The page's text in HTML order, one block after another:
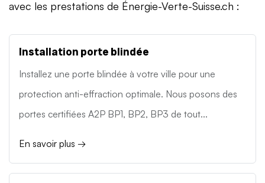
avec les prestations de Énergie-Verte-Suisse.ch :
Installation porte blindée
Installez une porte blindée à votre ville pour une
protection anti-effraction optimale. Nous posons des
portes certifiées A2P BP1, BP2, BP3 de tout...
En savoir plus →